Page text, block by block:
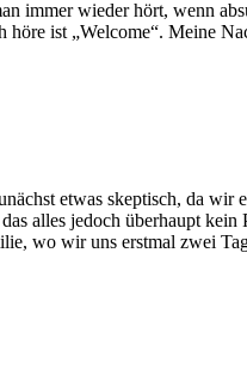
immer wieder hört, wenn
ist „Welcome“. Meine
etwas skeptisch, da
alles jedoch überhaupt
wo wir uns erstmal zwei